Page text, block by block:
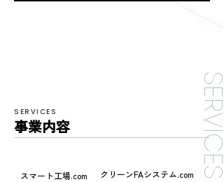
SERVICES
事業内容 SERVICES
スマート工場.com クリーンFAシステム.com